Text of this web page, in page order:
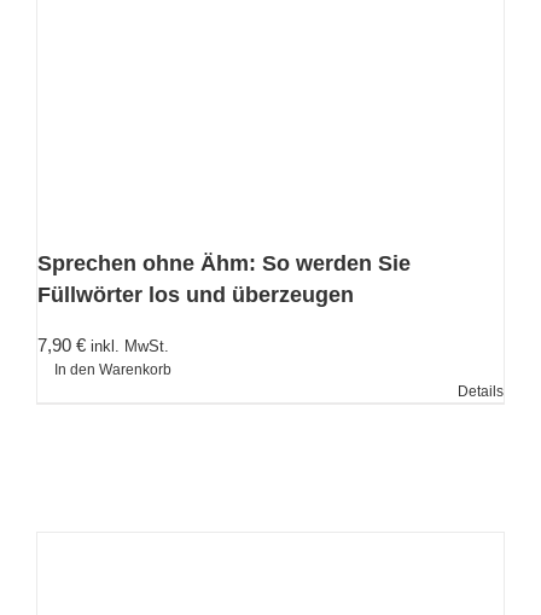
Sprechen ohne Ähm: So werden Sie
Füllwörter los und überzeugen
7,90 € inkl. MwSt.
In den Warenkorb
Details